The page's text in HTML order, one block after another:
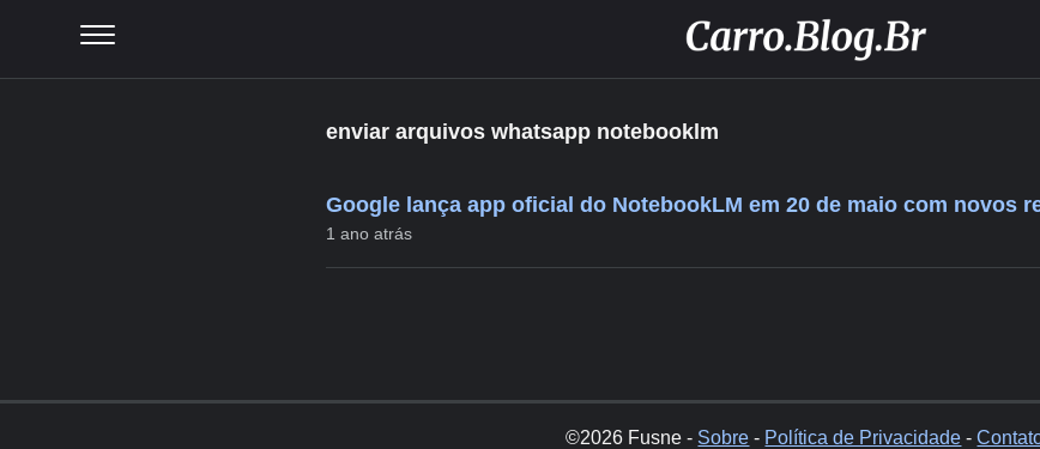
enviar arquivos whatsapp notebooklm
Google lança app oficial do NotebookLM em 20 de maio com novos
1 ano atrás
©2026 Fusne - Sobre - Política de Privacidade -